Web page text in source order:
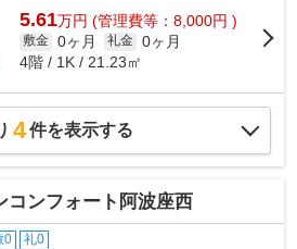
5.61万円 (管理費等：8,000円 )
敷金 0ヶ月 礼金 0ヶ月
4階 / 1K / 21.23㎡
4件を表示する
コンフォート阿波座西
0 礼0